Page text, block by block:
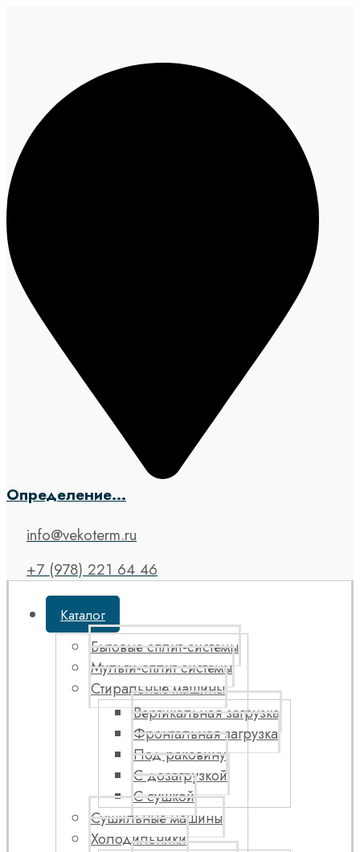
Определение...
info@vekoterm.ru
+7 (978) 221 64 46
Каталог
Бытовые сплит-системы
Мульти-сплит системы
Стиральные машины
Вертикальная загрузка
Фронтальная загрузка
Под раковину
С дозагрузкой
С сушкой
Сушильные машины
Холодильники